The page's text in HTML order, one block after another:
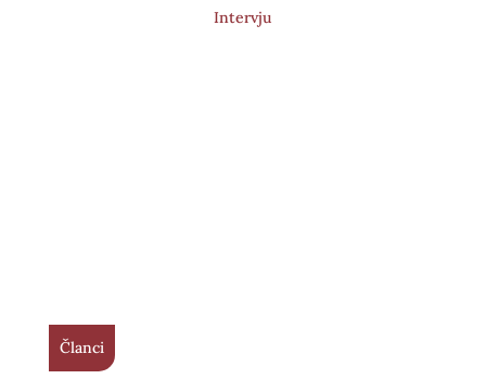
Intervju
Članci